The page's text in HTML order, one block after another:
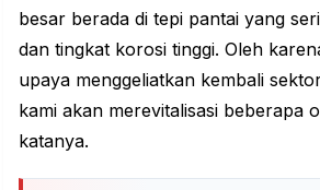
besar berada di tepi pantai yang
dan tingkat korosi tinggi. Oleh
upaya menggeliatkan kembali
kami akan merevitalisasi beberapa
katanya.